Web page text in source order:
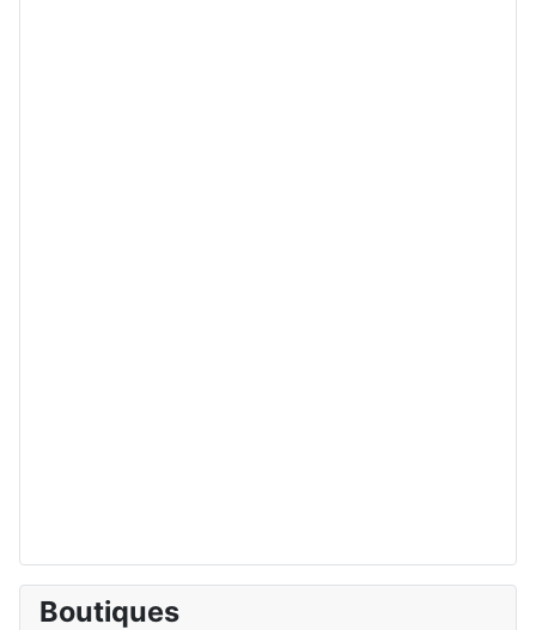
Boutiques